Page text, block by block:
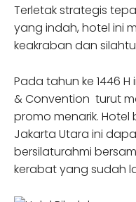
Terletak strategis
yang indah, hotel ini
keakraban dan
Pada tahun ke 1446
& Convention turut
promo menarik.
Jakarta Utara ini
bersilaturahmi
kerabat yang sudah